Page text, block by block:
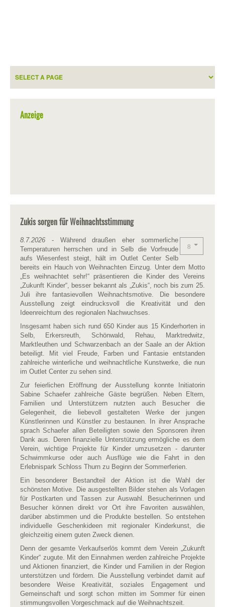
Anzeige
Zukis sorgen für Weihnachtsstimmung
8.7.2026 - Während draußen eher sommerliche
Temperaturen herrschen und in Selb die Vorfreude
aufs Wiesenfest steigt, hält im Outlet Center Selb
bereits ein Hauch von Weihnachten Einzug. Unter dem Motto
„Es weihnachtet sehr!“ präsentieren die Kinder des Vereins
„Zukunft Kinder“, besser bekannt als „Zukis“, noch bis zum 25.
Juli ihre fantasievollen Weihnachtsmotive. Die besondere
Ausstellung zeigt eindrucksvoll die Kreativität und den
Ideenreichtum des regionalen Nachwuchses.
Insgesamt haben sich rund 650 Kinder aus 15 Kinderhorten in
Selb, Erkersreuth, Schönwald, Rehau, Marktredwitz,
Marktleuthen und Schwarzenbach an der Saale an der Aktion
beteiligt. Mit viel Freude, Farben und Fantasie entstanden
zahlreiche winterliche und weihnachtliche Kunstwerke, die nun
im Outlet Center zu sehen sind.
Zur feierlichen Eröffnung der Ausstellung konnte Initiatorin
Sabine Schaefer zahlreiche Gäste begrüßen. Neben Eltern,
Familien und Unterstützern nutzten auch Besucher die
Gelegenheit, die liebevoll gestalteten Werke der jungen
Künstlerinnen und Künstler zu bestaunen. In ihrer Ansprache
sprach Schaefer allen Beteiligten sowie den Sponsoren ihren
Dank aus. Deren finanzielle Unterstützung ermögliche es dem
Verein, wichtige Projekte für Kinder umzusetzen - darunter
Schwimmkurse oder auch Ausflüge wie die Fahrt in den
Erlebnispark Schloss Thurn zu Beginn der Sommerferien.
Ein besonderer Bestandteil der Aktion ist die Wahl der
schönsten Motive. Die ausgestellten Bilder stehen als Vorlagen
für Postkarten und Tassen zur Auswahl. Besucherinnen und
Besucher können direkt vor Ort ihre Favoriten auswählen,
darüber abstimmen und die Produkte bestellen. So entstehen
individuelle Geschenkideen mit regionaler Kinderkunst, die
gleichzeitig einem guten Zweck dienen.
Denn der gesamte Verkaufserlös kommt dem Verein „Zukunft
Kinder“ zugute. Mit den Einnahmen werden zahlreiche Projekte
und Aktionen finanziert, die Kinder und Familien in der Region
unterstützen und fördern. Die Ausstellung verbindet damit auf
besondere Weise Kreativität, soziales Engagement und
Gemeinschaft und sorgt schon mitten im Sommer für einen
stimmungsvollen Vorgeschmack auf die Weihnachtszeit.